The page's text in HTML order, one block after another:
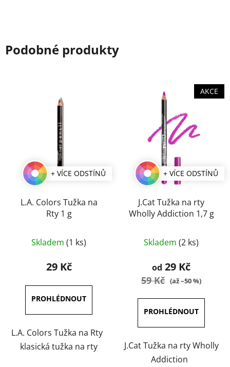
Podobné produkty
+ VÍCE ODSTÍNŮ
L.A. Colors Tužka na
Rty 1 g
hodnocení
produktu
4,0
z
5
hvězdiček.
Skladem (1 ks)
29 Kč
L.A. Colors Tužka na Rty
klasická tužka na rty
AKCE
+ VÍCE ODSTÍNŮ
J.Cat Tužka na rty
Wholly Addiction 1,7 g
hodnocení
produktu
5
hvězdiček.
Skladem (2 ks)
od 29 Kč
59 Kč (až –50 %)
J.Cat Tužka na rty Wholly
Addiction